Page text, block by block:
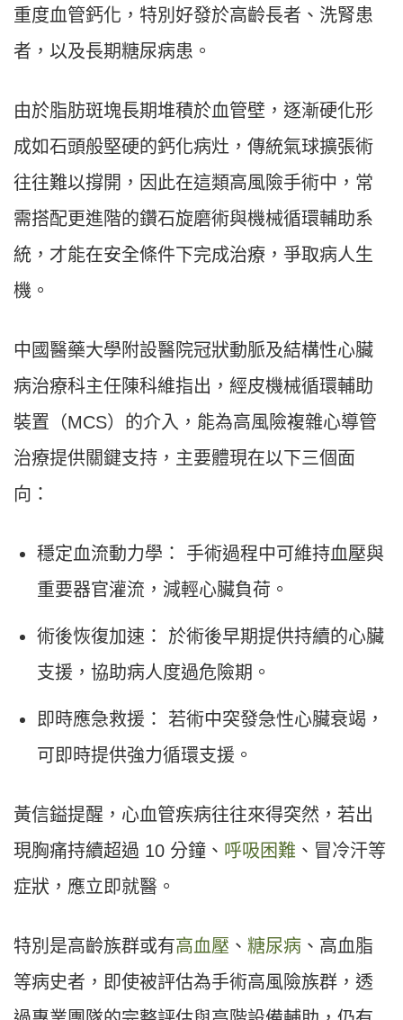
重度血管鈣化，特別好發於高齡長者、洗腎患
者，以及長期糖尿病患。
由於脂肪斑塊長期堆積於血管壁，逐漸硬化形
成如石頭般堅硬的鈣化病灶，傳統氣球擴張術
往往難以撐開，因此在這類高風險手術中，常
需搭配更進階的鑽石旋磨術與機械循環輔助系
統，才能在安全條件下完成治療，爭取病人生
機。
中國醫藥大學附設醫院冠狀動脈及結構性心臟
病治療科主任陳科維指出，經皮機械循環輔助
裝置（MCS）的介入，能為高風險複雜心導管
治療提供關鍵支持，主要體現在以下三個面
向：
穩定血流動力學： 手術過程中可維持血壓與
重要器官灌流，減輕心臟負荷。
術後恢復加速： 於術後早期提供持續的心臟
支援，協助病人度過危險期。
即時應急救援： 若術中突發急性心臟衰竭，
可即時提供強力循環支援。
黃信鎰提醒，心血管疾病往往來得突然，若出
現胸痛持續超過 10 分鐘、 呼吸困難 、冒冷汗等
症狀，應立即就醫。
特別是高齡族群或有高血壓 、 糖尿病 、高血脂
等病史者，即使被評估為手術高風險族群，透